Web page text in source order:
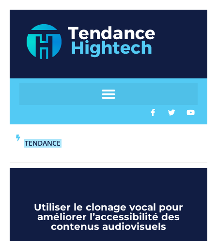
TENDANCE
Utiliser le clonage vocal pour
améliorer l’accessibilité des
contenus audiovisuels